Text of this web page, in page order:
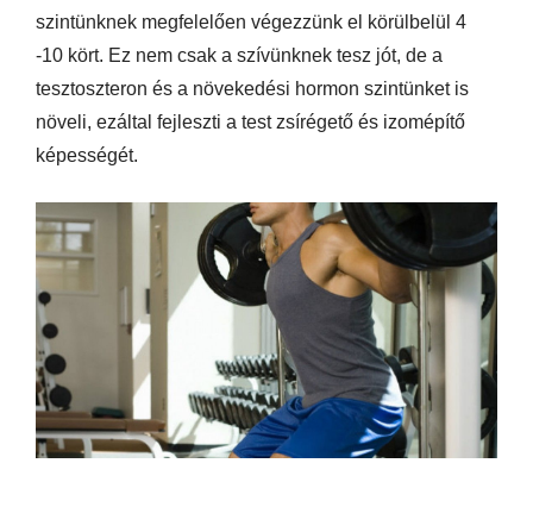
szintünknek megfelelően végezzünk el körülbelül 4
-10 kört. Ez nem csak a szívünknek tesz jót, de a
tesztoszteron és a növekedési hormon szintünket is
növeli, ezáltal fejleszti a test zsírégető és izomépítő
képességét.